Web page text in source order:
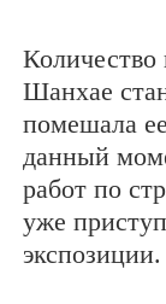
Шанхае
помешала
данный
работ по
уже
экспозиции.